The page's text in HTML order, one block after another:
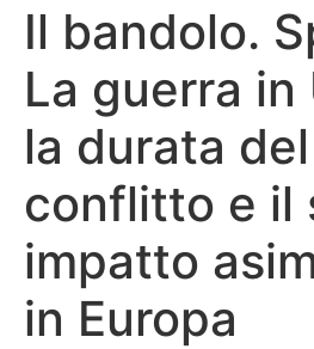
Il bandolo.
La guerra in
la durata del
conflitto e il
impatto
in Europa